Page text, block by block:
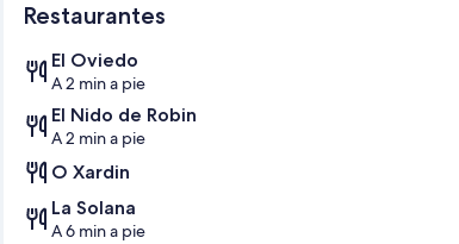
Restaurantes
El Oviedo
A 2 min a pie
El Nido de Robin
A 2 min a pie
O Xardin
La Solana
A 6 min a pie